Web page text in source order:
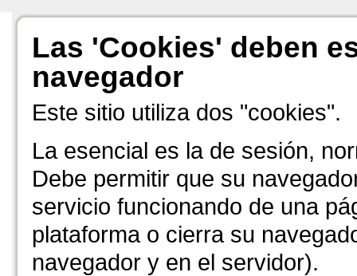
Las 'Cookies' deben
navegador
Este sitio utiliza dos "cookies".
La esencial es la de sesión,
Debe permitir que su
servicio funcionando de una
plataforma o cierra su
navegador y en el servidor).